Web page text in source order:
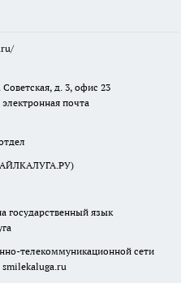
Советская, д. 3, офис 23
почта
государственный язык
телекоммуникационной сети
smilekaluga.ru